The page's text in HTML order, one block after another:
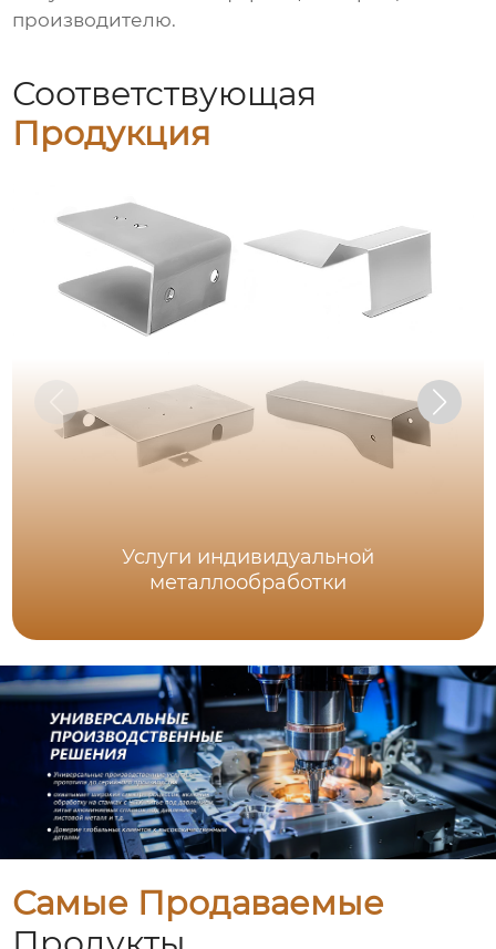
производителю.
Соответствующая
Продукция
Услуги индивидуальной
металлообработки
Самые Продаваемые